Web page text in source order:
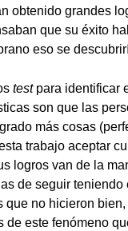
obtenido grandes
que su éxito
eso se
testpara identificar
son que las
más cosas
trabajo aceptar
logros van de la
de seguir teniendo
que no hicieron bien,
de este fenómeno